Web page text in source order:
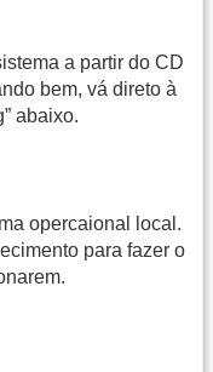
a partir do CD
bem, vá direto à
abaixo.
opercaional local.
para fazer o